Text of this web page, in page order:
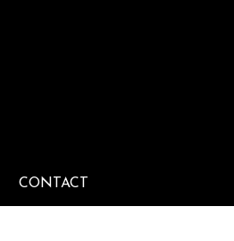
CONTACT